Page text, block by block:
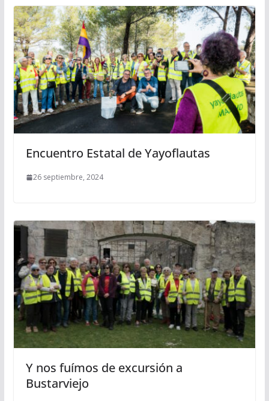
Encuentro Estatal de Yayoflautas
26 septiembre, 2024
Y nos fuímos de excursión a
Bustarviejo